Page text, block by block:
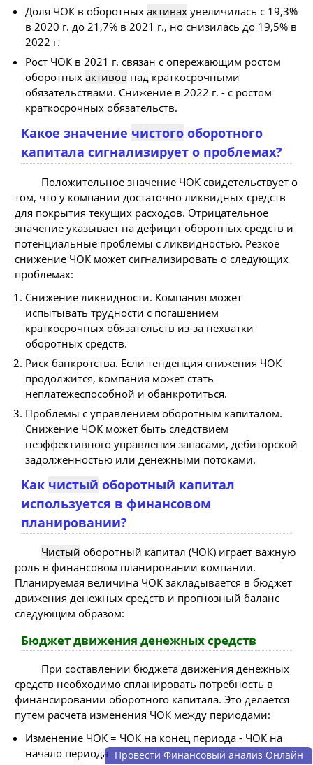
Доля ЧОК в оборотных активах увеличилась с 19,3%
в 2020 г. до 21,7% в 2021 г., но снизилась до 19,5% в
2022 г.
Рост ЧОК в 2021 г. связан с опережающим ростом
оборотных активов над краткосрочными
обязательствами. Снижение в 2022 г. - с ростом
краткосрочных обязательств.
Какое значение чистого оборотного
капитала сигнализирует о проблемах?
Положительное значение ЧОК свидетельствует о
том, что у компании достаточно ликвидных средств
для покрытия текущих расходов. Отрицательное
значение указывает на дефицит оборотных средств и
потенциальные проблемы с ликвидностью. Резкое
снижение ЧОК может сигнализировать о следующих
проблемах:
Снижение ликвидности. Компания может
испытывать трудности с погашением
краткосрочных обязательств из-за нехватки
оборотных средств.
Риск банкротства. Если тенденция снижения ЧОК
продолжится, компания может стать
неплатежеспособной и обанкротиться.
Проблемы с управлением оборотным капиталом.
Снижение ЧОК может быть следствием
неэффективного управления запасами, дебиторской
задолженностью или денежными потоками.
Как чистый оборотный капитал
используется в финансовом
планировании?
Чистый оборотный капитал (ЧОК) играет важную
роль в финансовом планировании компании.
Планируемая величина ЧОК закладывается в бюджет
движения денежных средств и прогнозный баланс
следующим образом:
Бюджет движения денежных средств
При составлении бюджета движения денежных
средств необходимо спланировать потребность в
финансировании оборотного капитала. Это делается
путем расчета изменения ЧОК между периодами:
Изменение ЧОК = ЧОК на конец периода - ЧОК на
начало периода
Провести Финансовый анализ Онлайн